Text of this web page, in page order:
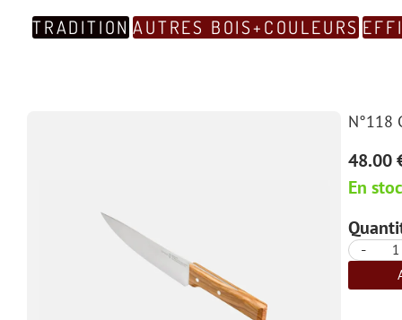
TRADITION AUTRES BOIS+COULEURS
N°118
48.00
En
-